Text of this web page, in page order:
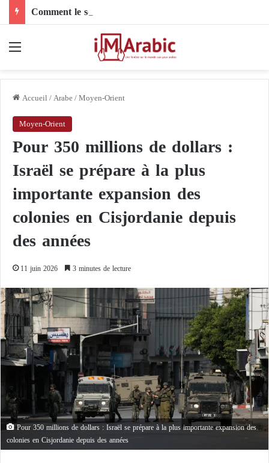
Accueil/Arabe/Moyen-Orient
Moyen-Orient
Pour 350 millions de dollars :
Israël se prépare à la plus
importante expansion des
colonies en Cisjordanie depuis
des années
11 juin 2026 3 minutes de lecture
Pour 350 millions de dollars : Israël se prépare à la plus importante expansion des
colonies en Cisjordanie depuis des années